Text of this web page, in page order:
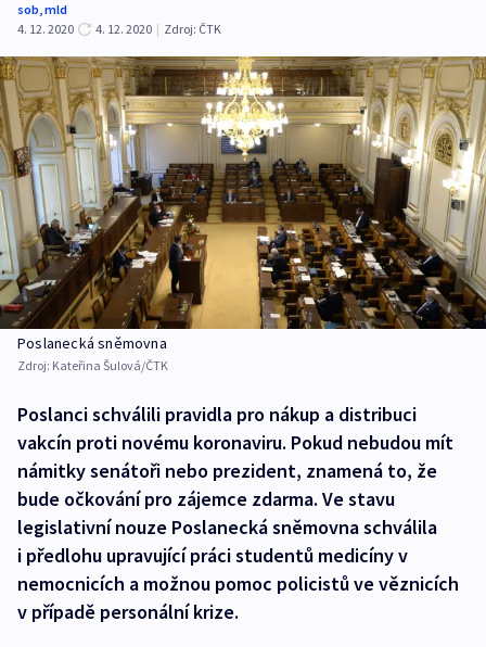
sob,mld
4. 12. 2020
4. 12. 2020 | Zdroj: ČTK
Poslanecká sněmovna
Zdroj: Kateřina Šulová/ČTK
Poslanci schválili pravidla pro nákup a distribuci
vakcín proti novému koronaviru. Pokud nebudou mít
námitky senátoři nebo prezident, znamená to, že
bude očkování pro zájemce zdarma. Ve stavu
legislativní nouze Poslanecká sněmovna schválila
i předlohu upravující práci studentů medicíny v
nemocnicích a možnou pomoc policistů ve věznicích
v případě personální krize.